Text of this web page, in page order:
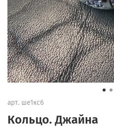
арт. ше1кс6
Кольцо. Джайна